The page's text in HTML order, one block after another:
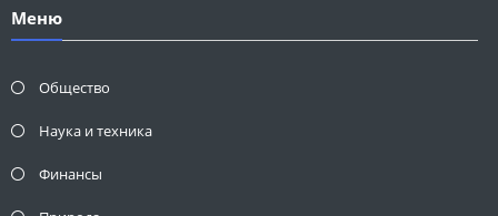
Меню
Общество
Наука и техника
Финансы